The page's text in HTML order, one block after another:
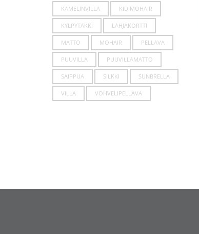
KAMELINVILLA KID MOHAIR
KYLPYTAKKI LAHJAKORTTI
MATTO MOHAIR PELLAVA
PUUVILLA PUUVILLAMATTO
SAIPPUA SILKKI SUNBRELLA
VILLA VOHVELIPELLAVA